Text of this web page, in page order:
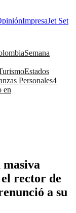
ImpresaJet Set
Semana
Estados
Personales4
en
rector de
a su